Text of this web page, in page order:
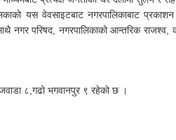
यस वेवसाइटबाट नगरपालिकाबाट प्रकाशन
नगर परिषद, नगरपालिकाको आन्तरिक
८,गढो भगवानपुर ९ रहेको छ ।